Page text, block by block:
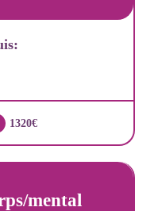
1320
mental